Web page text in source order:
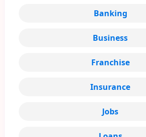
Banking
Business
Franchise
Insurance
Jobs